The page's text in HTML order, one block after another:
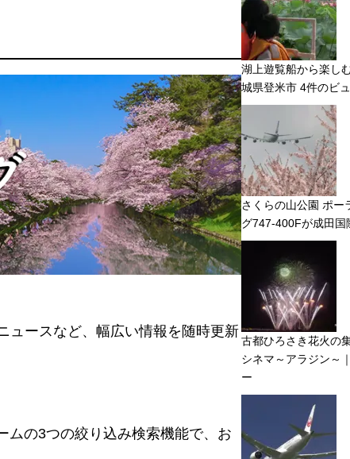
ュースなど、幅広い情報を随時更新
ムの3つの絞り込み検索機能で、お
湖上遊覧船から楽し
城県登米市 4件のビ
さくらの山公園 ポー
グ747-400Fが成田国
古都ひろさき花火の
シネマ～アラジン～
ー